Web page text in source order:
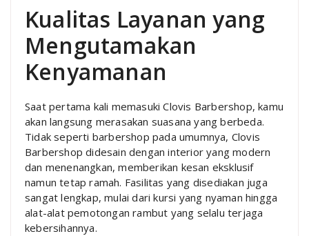
Kualitas Layanan yang
Mengutamakan
Kenyamanan
Saat pertama kali memasuki Clovis Barbershop, kamu
akan langsung merasakan suasana yang berbeda.
Tidak seperti barbershop pada umumnya, Clovis
Barbershop didesain dengan interior yang modern
dan menenangkan, memberikan kesan eksklusif
namun tetap ramah. Fasilitas yang disediakan juga
sangat lengkap, mulai dari kursi yang nyaman hingga
alat-alat pemotongan rambut yang selalu terjaga
kebersihannya.